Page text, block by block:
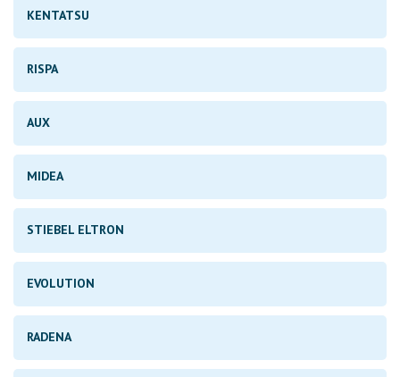
KENTATSU
RISPA
AUX
MIDEA
STIEBEL ELTRON
EVOLUTION
RADENA